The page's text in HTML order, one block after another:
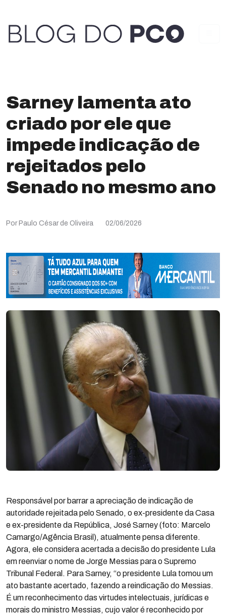
Sarney lamenta ato
criado por ele que
impede indicação de
rejeitados pelo
Senado no mesmo ano
Por Paulo César de Oliveira 02/06/2026
Responsável por barrar a apreciação de indicação de
autoridade rejeitada pelo Senado, o ex-presidente da Casa
e ex-presidente da República, José Sarney (foto: Marcelo
Camargo/Agência Brasil), atualmente pensa diferente.
Agora, ele considera acertada a decisão do presidente Lula
em reenviar o nome de Jorge Messias para o Supremo
Tribunal Federal. Para Sarney, “o presidente Lula tomou um
ato bastante acertado, fazendo a reindicação do Messias.
É um reconhecimento das virtudes intelectuais, jurídicas e
morais do ministro Messias, cujo valor é reconhecido por